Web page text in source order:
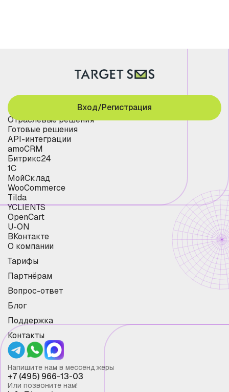
Отраслевые решения
Готовые решения
API-интеграции
amoCRM
Битрикс24
1С
МойСклад
WooCommerce
Tilda
YCLIENTS
OpenCart
U-ON
ВКонтакте
О компании
Тарифы
Партнёрам
Вопрос-ответ
Блог
Поддержка
Контакты
Вход/Регистрация
Напишите нам в мессенджеры
+7 (495) 966-13-03
Или позвоните нам!